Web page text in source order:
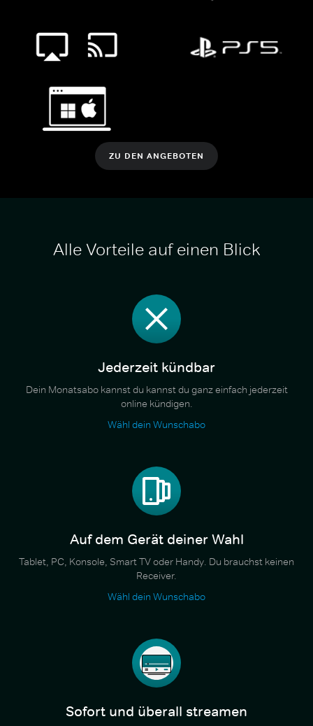
ZU DEN ANGEBOTEN
Alle Vorteile auf einen Blick
Jederzeit kündbar
Dein Monatsabo kannst du kannst du ganz einfach jederzeit
online kündigen.
Wähl dein Wunschabo
Auf dem Gerät deiner Wahl
Tablet, PC, Konsole, Smart TV oder Handy. Du brauchst keinen
Receiver.
Wähl dein Wunschabo
Sofort und überall streamen